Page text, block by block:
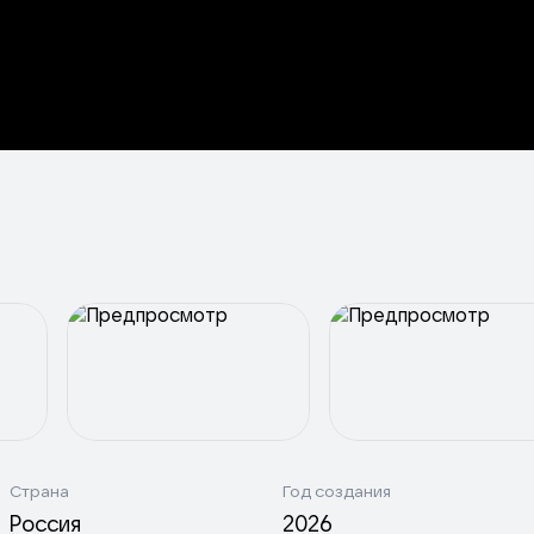
Страна
Россия
Год создания
2026